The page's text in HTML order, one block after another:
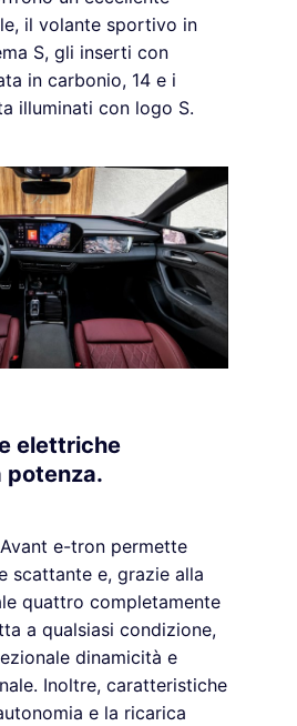
il volante sportivo in
S, gli inserti con
in carbonio, 14 e i
illuminati con logo S.
elettriche
potenza.
e-tron permette
scattante e, grazie alla
quattro completamente
a qualsiasi condizione,
dinamicità e
Inoltre, caratteristiche
e la ricarica